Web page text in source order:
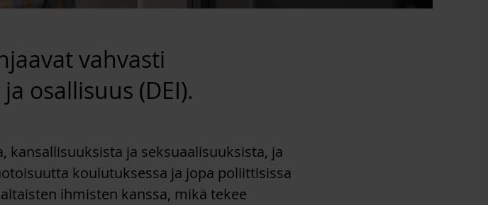
vahvasti
osallisuus (DEI).
ja seksuaalisuuksista, ja
koulutuksessa ja jopa poliittisissa
ihmisten kanssa, mikä tekee